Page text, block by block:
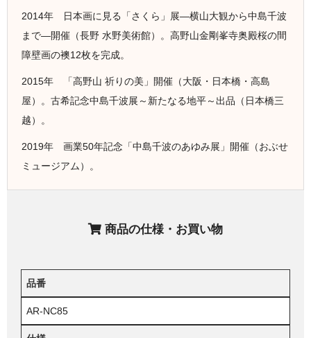
2014年 日本画に見る「さくら」展―横山大観から中島千波
まで―開催（長野 水野美術館）。高野山金剛峯寺奥殿桜の間
障壁画の襖12枚を完成。
2015年 「高野山 祈りの美」開催（大阪・日本橋・高島
屋）。古希記念中島千波展～新たなる地平～出品（日本橋三
越）。
2019年 画業50年記念「中島千波のあゆみ展」開催（おぶせ
ミュージアム）。
商品の仕様・お買い物
品番
AR-NC85